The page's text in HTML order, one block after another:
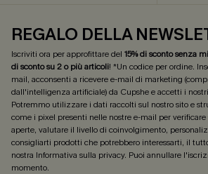
REGALO DELLA
Iscriviti ora per approfittare del 15% di sconto senza
di sconto su 2 o più articoli! *Un codice per ordine.
mail, acconsenti a ricevere e-mail di marketing
dall'intelligenza artificiale) da Cupshe e accetti i nostri
Potremmo utilizzare i dati raccolti sul nostro sito e
come i pixel presenti nelle nostre e-mail per
aperte, valutare il livello di coinvolgimento,
consigliarti prodotti che potrebbero interessarti, il
nostra Informativa sulla privacy. Puoi annullare
momento.